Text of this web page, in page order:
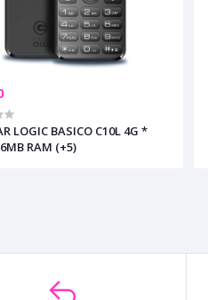
LOGIC BASICO C10L 4G *
RAM (+5)